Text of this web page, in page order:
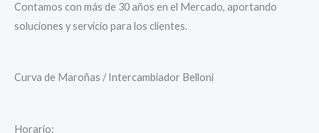
Contamos con más de 30 años en el Mercado, aportando
soluciones y servicio para los clientes.
Curva de Maroñas / Intercambiador Belloni
Horario: